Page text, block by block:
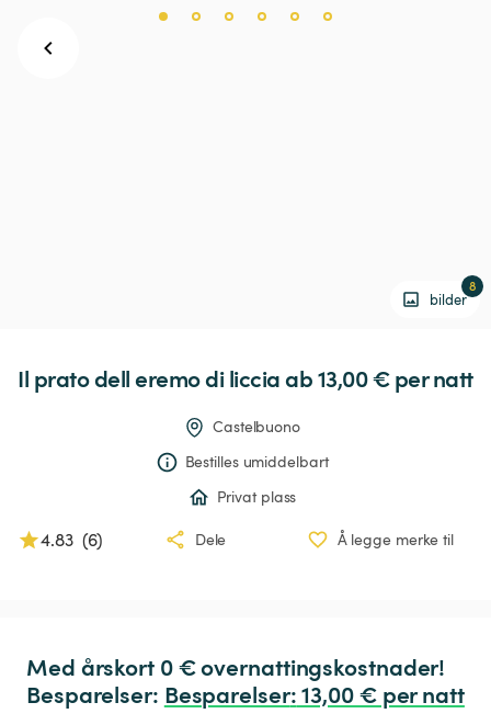
bilder
8
Il pratodelleremodiliccia ab 13,00 € per natt
Castelbuono
Bestilles umiddelbart
Privat plass
4.83 (6) Dele Å legge merke til
Med årskort 0 € overnattingskostnader!
Besparelser: Besparelser: 13,00 € per natt